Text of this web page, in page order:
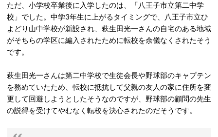
ただ、小学校卒業後に入学したのは、「八王子市立第二中学
校」でした。中学3年生に上がるタイミングで、八王子市立ひ
よどり山中学校が新設され、萩生田光一さんの自宅のある地域
がそちらの学区に編入されたために転校を余儀なくされたそう
です。
萩生田光一さんは第二中学校で生徒会長や野球部のキャプテン
を務めていたため、転校に抵抗して父親の友人の家に住所を変
更して回避しようとしたそうなのですが、野球部の顧問の先生
の説得を受けてやむなく転校を決心されたのだそうです。